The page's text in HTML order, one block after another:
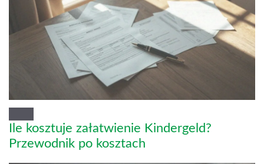
Ile kosztuje załatwienie Kindergeld?
Przewodnik po kosztach